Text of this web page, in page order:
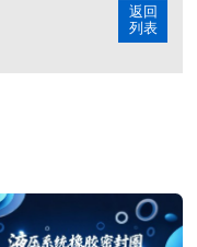
返回
列表